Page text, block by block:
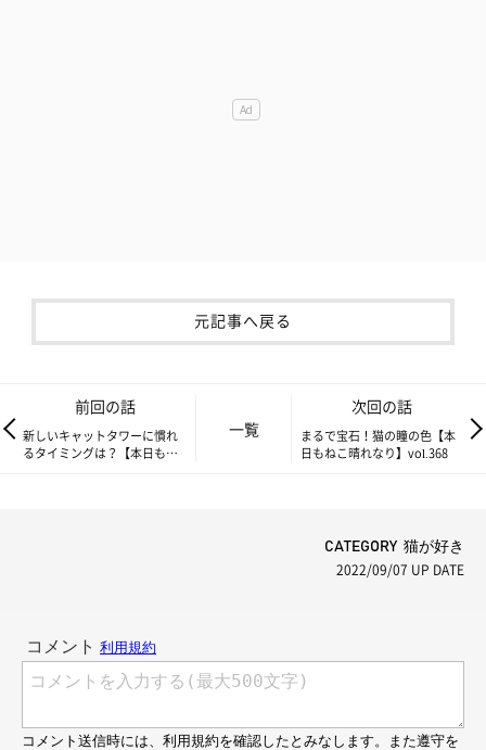
元記事へ戻る
前回の話
新しいキャットタワーに慣れ
るタイミングは？【本日もね
一覧
次回の話
まるで宝石！猫の瞳の色【本
日もねこ晴れなり】vol.368
CATEGORY 猫が好き
2022/09/07 UP DATE